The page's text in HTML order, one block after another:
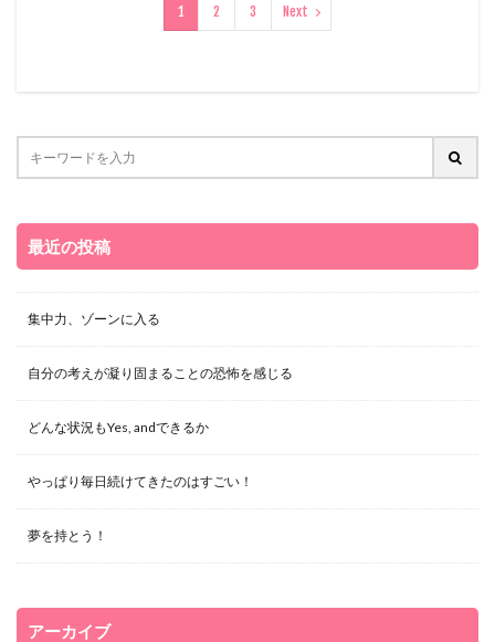
1 2 3 Next
最近の投稿
集中力、ゾーンに入る
自分の考えが凝り固まることの恐怖を感じる
どんな状況もYes, andできるか
やっぱり毎日続けてきたのはすごい！
夢を持とう！
アーカイブ